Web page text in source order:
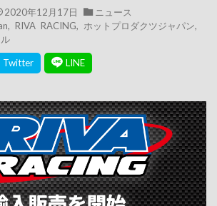
2020年12月17日
ニュース
RIVA RACING ホットプロダクツジャパン